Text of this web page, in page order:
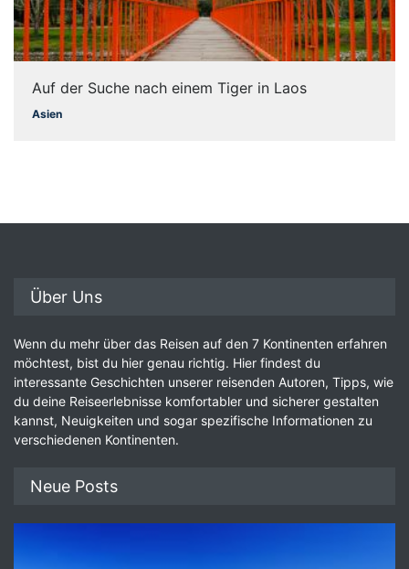
Auf der Suche nach einem Tiger in Laos
Asien
Über Uns
Wenn du mehr über das Reisen auf den 7 Kontinenten erfahren
möchtest, bist du hier genau richtig. Hier findest du
interessante Geschichten unserer reisenden Autoren, Tipps, wie
du deine Reiseerlebnisse komfortabler und sicherer gestalten
kannst, Neuigkeiten und sogar spezifische Informationen zu
verschiedenen Kontinenten.
Neue Posts